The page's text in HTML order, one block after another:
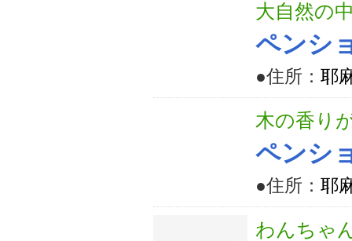
大自然の
ペンシ
●住所： 耶
木の香り
ペンシ
●住所： 耶
わんちゃ